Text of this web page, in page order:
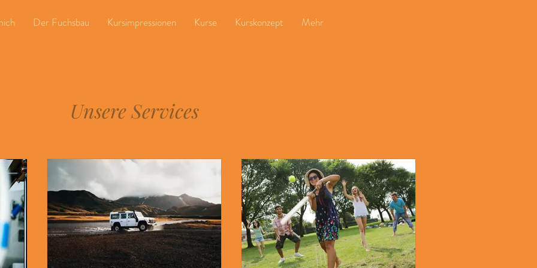
Der Fuchsbau Kursimpressionen Kurse Kurskonzept Mehr
Unsere Services